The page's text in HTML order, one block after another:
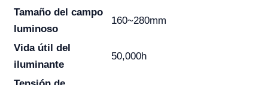
Tamaño del campo
luminoso
160~280mm
Vida útil del
iluminante
50,000h